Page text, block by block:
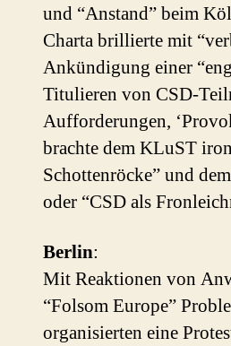
und “Anstand” beim
Charta brillierte mit
Ankündigung einer
Titulieren von CSD-
Aufforderungen,
brachte dem KLuST
Schottenröcke” und
oder “CSD als
Berlin:
Mit Reaktionen von
“Folsom Europe”
organisierten eine